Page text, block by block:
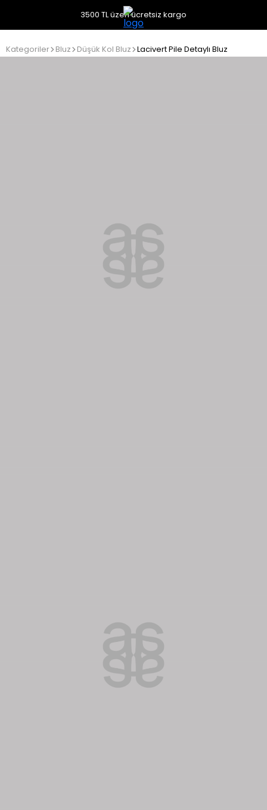
3500 TL üzeri ücretsiz kargo
Kategoriler Bluz Düşük Kol Bluz Lacivert Pile Detaylı Bluz